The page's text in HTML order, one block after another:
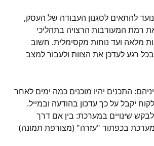
להתאים לסגנון העבודה של העסק,
רמת המעורבות הרצויה בתהליכי
מלאה ועד נוחות מקסימלית. חשוב
בכל רגע לעדכן את הצוות ולעבור למצב
התכנים יהיו מוכנים כמה ימים לאחר
יקבל על כך עדכון בהודעה ובמייל.
שינויים במערכת: בין אם דרך
בכפתור "עזרה" (מצורפת תמונה)